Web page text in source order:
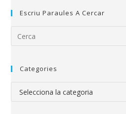
Escriu Paraules A Cercar
Categories